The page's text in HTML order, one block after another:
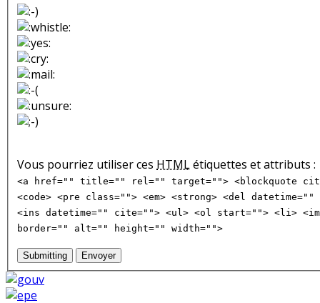
Vous pourriez utiliser ces HTMLétiquettes et attributs :
<a href="" title="" rel="" target=""> <blockquote
<code> <pre class=""> <em> <strong> <del
<ins datetime="" cite=""> <ul> <ol start=""> <li>
border="" alt="" height="" width="">
Submitting Envoyer